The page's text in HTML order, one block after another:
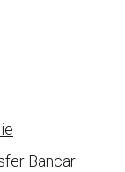
Bancar